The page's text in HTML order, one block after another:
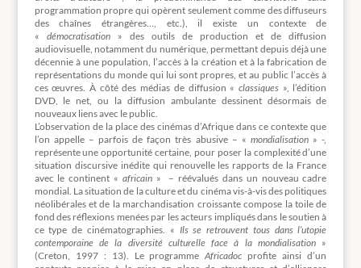
programmation propre qui opèrent seulement comme des diffuseurs
des chaînes étrangères…, etc.), il existe un contexte de
« démocratisation» des outils de production et de diffusion
audiovisuelle, notamment du numérique, permettant depuis déjà une
décennie à une population, l’accès à la création et à la fabrication de
représentations du monde qui lui sont propres, et au public l’accès à
ces œuvres. À côté des médias de diffusion « classiques », l’édition
DVD, le net, ou la diffusion ambulante dessinent désormais de
nouveaux liens avec le public.
L’observation de la place des cinémas d’Afrique dans ce contexte que
l’on appelle – parfois de façon très abusive – «mondialisation » -,
représente une opportunité certaine, pour poser la complexité d’une
situation discursive inédite qui renouvelle les rapports de la France
avec le continent « africain» – réévalués dans un nouveau cadre
mondial. La situation de la culture et du cinéma vis-à-vis des politiques
néolibérales et de la marchandisation croissante compose la toile de
fond des réflexions menées par les acteurs impliqués dans le soutien à
ce type de cinématographies. « Ils se retrouvent tous dans l’utopie
contemporaine de la diversité culturelle face à la mondialisation »
(Creton, 1997 : 13). Le programmeAfricadoc profite ainsi d’un